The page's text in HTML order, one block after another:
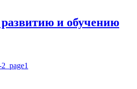
и обучению